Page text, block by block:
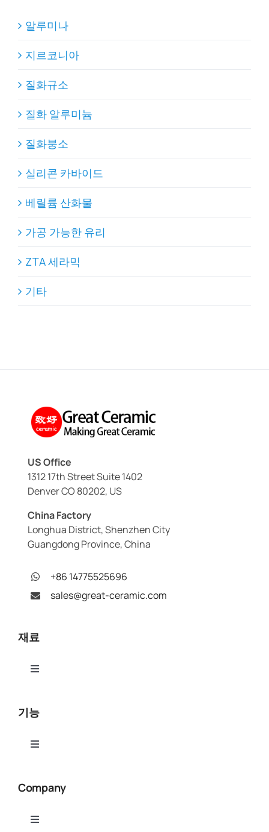
알루미나
지르코니아
질화규소
질화 알루미늄
질화붕소
실리콘 카바이드
베릴륨 산화물
가공 가능한 유리
ZTA 세라믹
기타
US Office
1312 17th Street Suite 1402
Denver CO 80202, US
China Factory
Longhua District, Shenzhen City
Guangdong Province, China
+86 14775525696
sales@great-ceramic.com
재료
Toggle
질화 알루미늄(AlN)
베릴륨 산화물(BeO)
기능
Toggle
세라믹 연마 및 연마
Company
Toggle